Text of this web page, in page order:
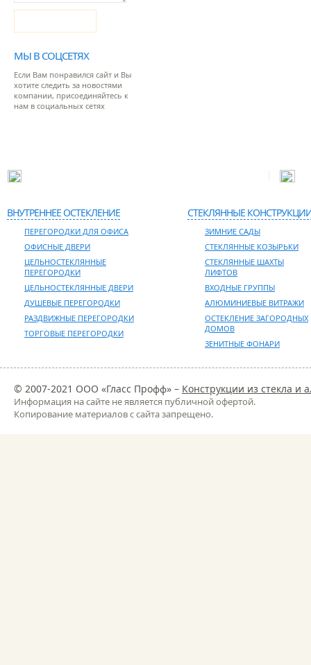
МЫ В СОЦСЕТЯХ
Если Вам понравился сайт и Вы
хотите следить за новостями
компании, присоединяйтесь к
нам в социальных сетях
ВНУТРЕННЕЕ ОСТЕКЛЕНИЕ
ПЕРЕГОРОДКИ ДЛЯ ОФИСА
ОФИСНЫЕ ДВЕРИ
ЦЕЛЬНОСТЕКЛЯННЫЕ
ПЕРЕГОРОДКИ
ЦЕЛЬНОСТЕКЛЯННЫЕ ДВЕРИ
ДУШЕВЫЕ ПЕРЕГОРОДКИ
РАЗДВИЖНЫЕ ПЕРЕГОРОДКИ
ТОРГОВЫЕ ПЕРЕГОРОДКИ
СТЕКЛЯННЫЕ
ЗИМНИЕ САДЫ
СТЕКЛЯННЫЕ КОЗЫРЬКИ
СТЕКЛЯННЫЕ ШАХТЫ
ЛИФТОВ
ВХОДНЫЕ ГРУППЫ
АЛЮМИНИЕВЫЕ ВИТРАЖИ
ОСТЕКЛЕНИЕ ЗАГОРОДНЫХ
ДОМОВ
ЗЕНИТНЫЕ ФОНАРИ
© 2007-2021 ООО «Гласс Профф» – Конструкции из стекла и
Информация на сайте не является публичной офертой.
Копирование материалов с сайта запрещено.